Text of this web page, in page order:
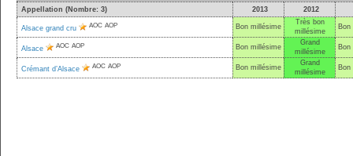
Appellation (Nombre: 3) 2013 2012
Alsace grand cru AOC AOP Bon millésime
Très bon
millésime
Bon
Alsace AOC AOP Bon millésime
Grand
millésime
Bon
Crémant d’Alsace AOC AOP Bon millésime
Grand
millésime
Bon